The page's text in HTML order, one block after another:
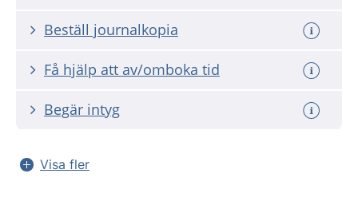
Beställ journalkopia
Få hjälp att av/omboka tid
Begär intyg
Visa fler